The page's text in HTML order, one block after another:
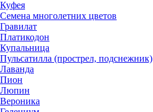
Куфея
Семена многолетних цветов
Гравилат
Платикодон
Купальница
Пульсатилла (прострел, подснежник)
Лаванда
Пион
Люпин
Вероника